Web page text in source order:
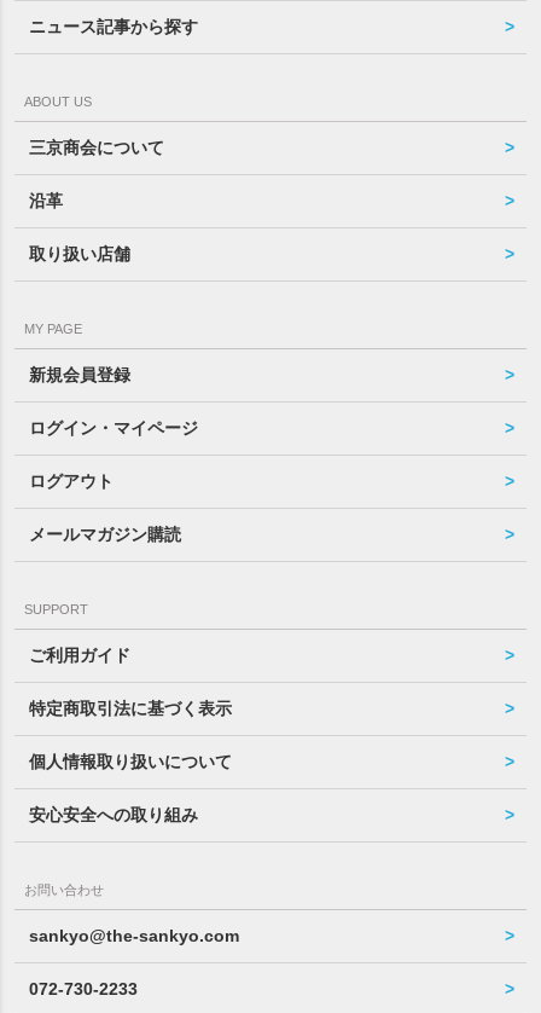
ニュース記事から探す
ABOUT US
三京商会について
沿革
取り扱い店舗
MY PAGE
新規会員登録
ログイン・マイページ
ログアウト
メールマガジン購読
SUPPORT
ご利用ガイド
特定商取引法に基づく表示
個人情報取り扱いについて
安心安全への取り組み
お問い合わせ
sankyo@the-sankyo.com
072-730-2233